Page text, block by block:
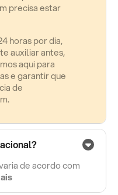
precisa estar
horas por dia,
auxiliar antes,
aqui para
e garantir que
de
de acordo com